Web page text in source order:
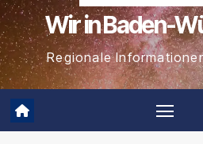
Wir in Baden-
Regionale